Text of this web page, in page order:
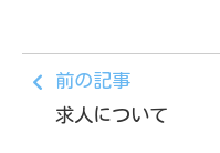
前の記事
求人について